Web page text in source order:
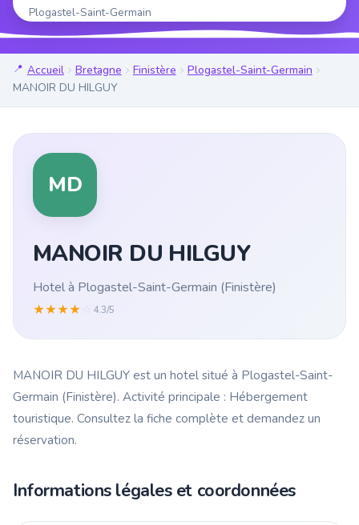
Plogastel-Saint-Germain
Accueil Bretagne Finistère
Plogastel-Saint-Germain
MANOIR DU HILGUY
MD
MANOIR DU HILGUY
Hotel à Plogastel-Saint-Germain (Finistère)
★★★★ 4.3/5
MANOIR DU HILGUY est un hotel situé à Plogastel-Saint-
Germain (Finistère). Activité principale : Hébergement
touristique. Consultez la fiche complète et demandez un
réservation.
Informations légales et coordonnées